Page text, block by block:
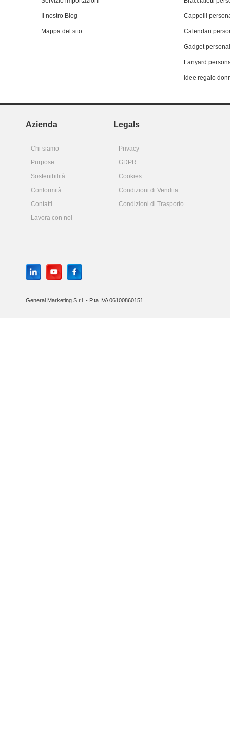
Il nostro Blog
Mappa del sito
Cappelli
Calendari
Gadget
Lanyard
Idee regalo
Azienda Legals
Chi siamo
Privacy
Purpose
GDPR
Sostenibilità
Cookies
Conformità
Condizioni di Vendita
Contatti
Condizioni di Trasporto
Lavora con noi
General Marketing S.r.l. - P.ta IVA 06100860151